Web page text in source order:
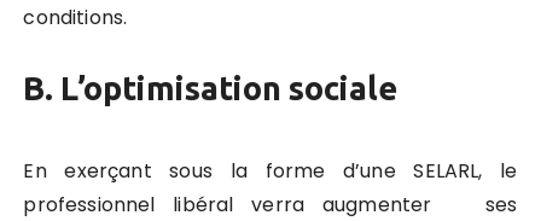
conditions.
B. L’optimisation sociale
En exerçant sous la forme d’une SELARL, le
professionnel libéral verra augmenter ses